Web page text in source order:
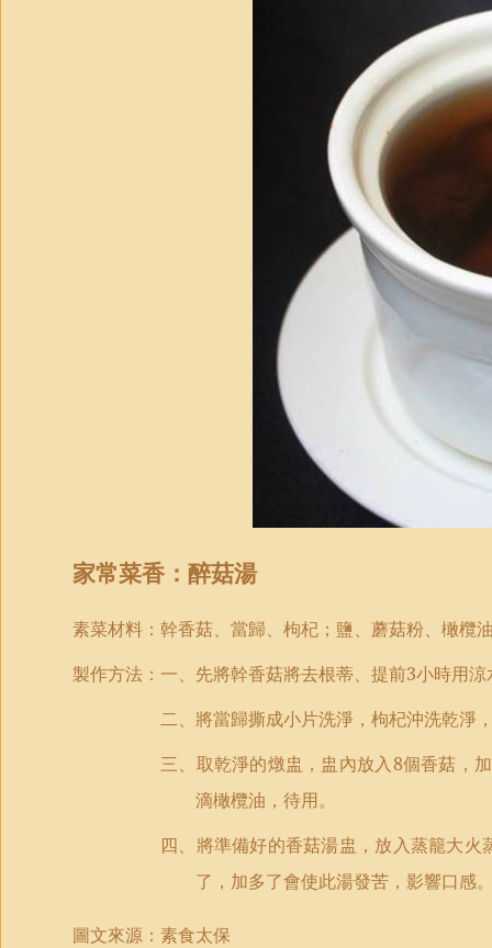
家常菜香： 醉菇湯
素菜材料：幹香菇、當歸、枸杞；鹽、蘑菇粉、橄欖
製作方法 ：一、先將幹香菇將去根蒂、提前3小時用涼
二、將當歸撕成小片洗淨，枸杞沖洗乾淨
三、取乾淨的燉盅，盅內放入8個香菇，
滴橄欖油，待用。
四、將準備好的香菇湯盅，放入蒸籠大火
了，加多了會使此湯發苦，影響口感
圖文來源：素食太保